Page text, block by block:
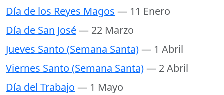
Día de los Reyes Magos — 11 Enero
Día de San José— 22 Marzo
Jueves Santo (Semana Santa)— 1 Abril
Viernes Santo (Semana Santa)— 2 Abril
Día del Trabajo — 1 Mayo